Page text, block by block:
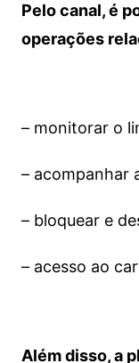
Pelo canal, é
operações
– monitorar o
– acompanhar
– bloquear e
– acesso ao
Além disso, a